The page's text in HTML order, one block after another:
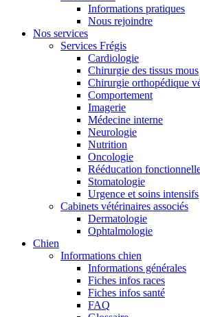
Informations pratiques
Nous rejoindre
Nos services
Services Frégis
Cardiologie
Chirurgie des tissus mous
Chirurgie orthopédique
Comportement
Imagerie
Médecine interne
Neurologie
Nutrition
Oncologie
Rééducation
Stomatologie
Urgence et soins intensifs
Cabinets vétérinaires associés
Dermatologie
Ophtalmologie
Chien
Informations chien
Informations générales
Fiches infos races
Fiches infos santé
FAQ